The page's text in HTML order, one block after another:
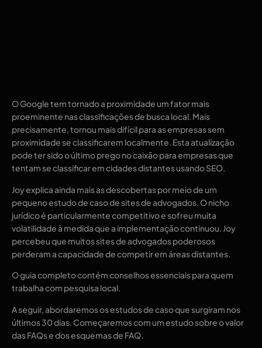
O Google tem tornado a proximidade um fator mais
proeminente nas classificações de busca local. Mais
precisamente, tornou mais difícil para as empresas sem
proximidade se classificarem localmente. Esta atualização
pode ter sido o último prego no caixão para empresas que
tentam se classificar em cidades distantes usando SEO.
Joy explica ainda mais as descobertas por meio de um
pequeno estudo de caso de sites de advogados. O nicho
jurídico é particularmente competitivo e sofreu muita
volatilidade à medida que a implementação continuou. Joy
percebeu que muitos sites de advogados poderosos
perderam a capacidade de competir em áreas distantes.
O guia completo contém conselhos essenciais para quem
trabalha com pesquisa local.
A seguir, abordaremos os estudos de caso que surgiram nos
últimos 30 dias. Começaremos com um estudo sobre o valor
das FAQs e dos esquemas de FAQ.